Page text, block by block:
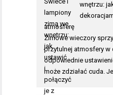
wnętrzu:
atmosferę
Zimowe wieczory
przytulnej atmosfery w
odpowiednie
może zdziałać cuda.